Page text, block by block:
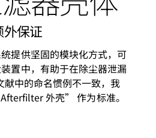
保证
提供坚固的模块化方式，可
置中，有助于在除尘器泄漏
献中的命名惯例不一致，我
外壳” 作为标准。